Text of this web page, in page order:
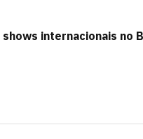
internacionais no